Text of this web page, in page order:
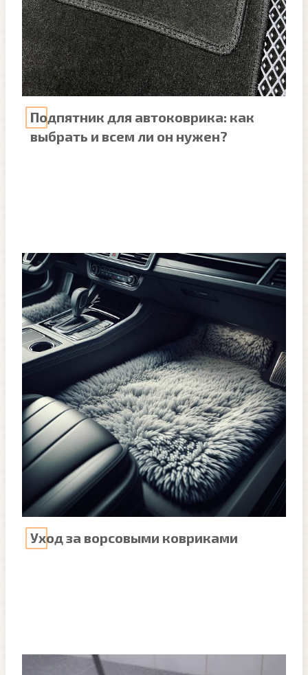
Подпятник для автоковрика: как
выбрать и всем ли он нужен?
Уход за ворсовыми ковриками